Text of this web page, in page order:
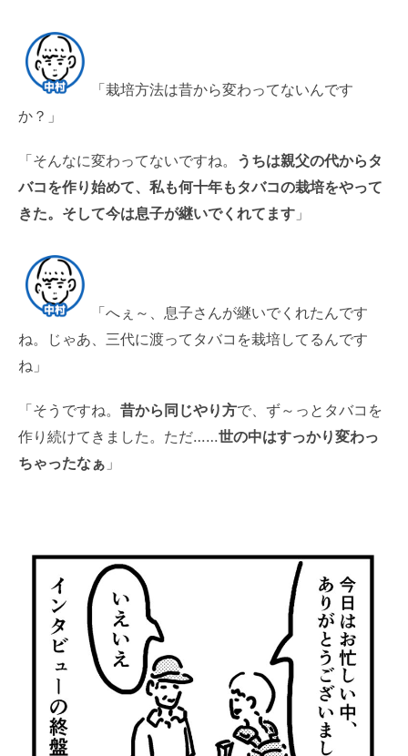
「栽培方法は昔から変わってないんです
か？」
「そんなに変わってないですね。 うちは親父の代からタ
バコを作り始めて、私も何十年もタバコの栽培をやって
きた。そして今は息子が継いでくれてます 」
「へぇ～、息子さんが継いでくれたんです
ね。じゃあ、三代に渡ってタバコを栽培してるんです
ね」
「そうですね。 昔から同じやり方で、ず～っとタバコを
作り続けてきました。ただ……世の中はすっかり変わっ
ちゃったなぁ 」